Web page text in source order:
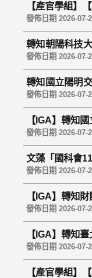
【產官學組】
發佈日期 2026-07-
轉知朝陽科技
投稿。
發佈日期 2026-07-
轉知國立陽明
習會(VII)」，其
發佈日期 2026-07-
【IGA】轉知
發佈日期 2026-07-
文藻「國科會
發佈日期 2026-07-
【IGA】轉知
發佈日期 2026-07-
【IGA】轉知
發佈日期 2026-07-
【產官學組】